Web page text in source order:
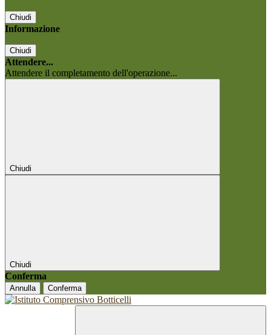
Chiudi
Informazione
Chiudi
Attendere...
Attendere il completamento dell'operazione...
Chiudi
Chiudi
Conferma
Annulla Conferma